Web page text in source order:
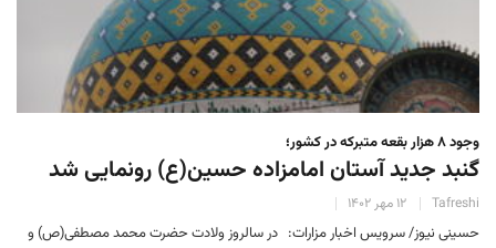
وجود ۸ هزار بقعه متبرکه در کشور؛
گنبد جدید آستان امامزاده حسین(ع) رونمایی شد
Tafreshi ۱۲ مهر ۱۴۰۲
حسینی نیوز/ سرویس اخبار مزارات: در سالروز ولادت حضرت محمد مصطفی(ص) و